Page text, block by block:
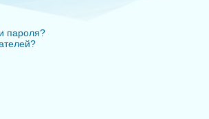
пароля?